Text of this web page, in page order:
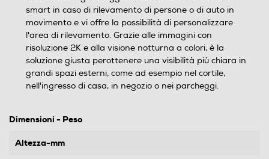
smart in caso di rilevamento di persone o di auto in
movimento e vi offre la possibilità di personalizzare
l'area di rilevamento. Grazie alle immagini con
risoluzione 2K e alla visione notturna a colori, è la
soluzione giusta perottenere una visibilità più chiara in
grandi spazi esterni, come ad esempio nel cortile,
nell'ingresso di casa, in negozio o nei parcheggi.
Dimensioni - Peso
Altezza-mm